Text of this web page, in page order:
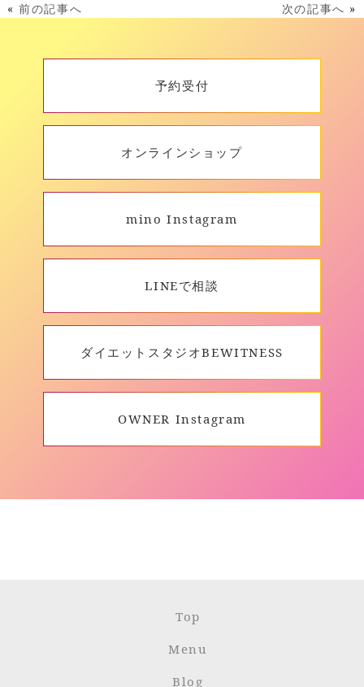
«前の記事へ 次の記事へ »
予約受付
オンラインショップ
mino Instagram
LINEで相談
ダイエットスタジオBEWITNESS
OWNER Instagram
Top
Menu
Blog